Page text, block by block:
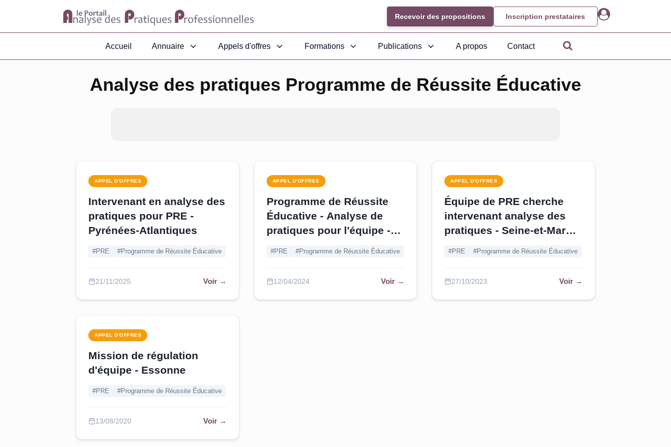
Recevoir des propositions Inscription prestataires
Accueil Annuaire Appels d'offres Formations Publications A propos Contact
Analyse des pratiques Programme de Réussite Éducative
APPEL D'OFFRES
Intervenant en analyse des
pratiques pour PRE -
Pyrénées-Atlantiques
#PRE #Programme de Réussite Éducative
21/11/2025 Voir →
APPEL D'OFFRES
Programme de Réussite
Éducative - Analyse de
pratiques pour l'équipe -
#PRE #Programme de Réussite Éducative
12/04/2024 Voir →
APPEL D'OFFRES
Équipe de PRE cherche
intervenant analyse des
pratiques - Seine-et-Marne
Pourvu en offres au 15/11
#PRE #Programme de Réussite Éducative
27/10/2023 Voir →
APPEL D'OFFRES
Mission de régulation
d'équipe - Essonne
#PRE #Programme de Réussite Éducative
13/08/2020 Voir →